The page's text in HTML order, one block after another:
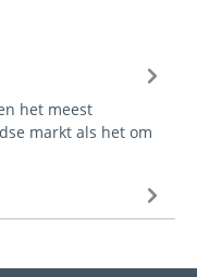
het meest
markt als het om